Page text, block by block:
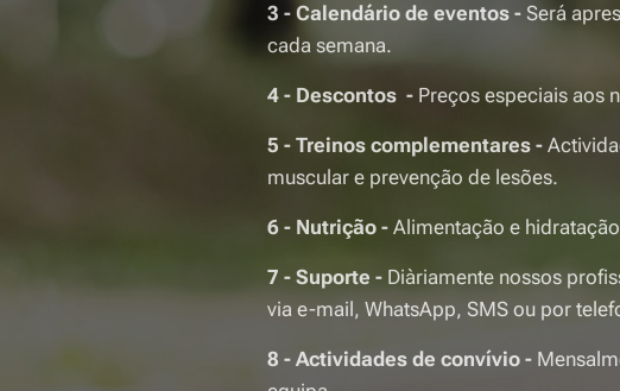
3 - Calendário de eventos - Será
cada semana.
4 - Descontos - Preços especiais aos
5 - Treinos complementares -
muscular e prevenção de lesões.
6 - Nutrição - Alimentação e
7 - Suporte - Diàriamente nossos
via e-mail, WhatsApp, SMS ou por
8 - Actividades de convívio -